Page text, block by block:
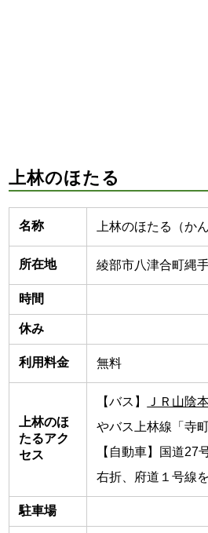
上林のほたる
名称 上林のほたる（か
所在地 綾部市八津合町縄手
時間
休み
利用料金 無料
上林のほ
たるアク
セス
【バス】 ＪＲ山陰
やバス上林線「寺
【自動車】国道27
右折、府道１号線
駐車場